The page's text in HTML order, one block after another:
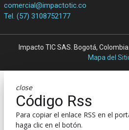
comercial@impactotic.co
Tel. (57) 3108752177
Impacto TIC SAS. Bogotá,
Mapa del
close
Código Rss
Para copiar el enlace RSS en el
haga clic en el botón.